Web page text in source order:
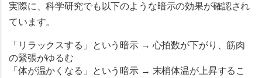
実際に、科学研究でも以下のような暗示の効果が確認され
ています。
「リラックスする」という暗示 → 心拍数が下がり、筋肉
の緊張がゆるむ
「体が温かくなる」という暗示 → 末梢体温が上昇するこ